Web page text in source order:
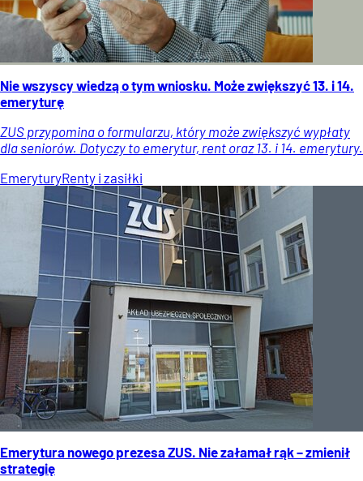
Nie wszyscy wiedzą o tym wniosku. Może zwiększyć 13. i 14.
emeryturę
ZUS przypomina o formularzu, który może zwiększyć wypłaty
dla seniorów. Dotyczy to emerytur, rent oraz 13. i 14. emerytury.
EmeryturyRenty i zasiłki
Emerytura nowego prezesa ZUS. Nie załamał rąk – zmienił
strategię